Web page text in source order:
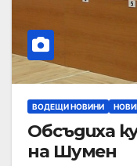
ВОДЕЩИ НОВИНИ
Обсъдиха
на Шумен